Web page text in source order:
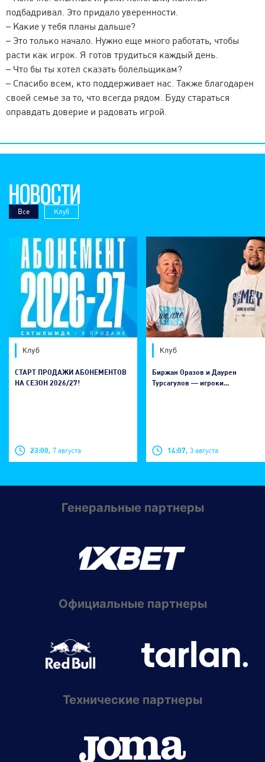
подбадривал. Это придало уверенности.
– Какие у тебя планы дальше?
– Это только начало. Нужно еще много работать, чтобы
расти как игрок. Я готов трудиться каждый день.
– Что бы ты хотел сказать болельщикам?
– Спасибо всем, кто поддерживает нас. Также благодарен
своей семье за то, что всегда рядом. Буду стараться
оправдать доверие и радовать игрой.
НОВОСТИ
Все Клуб
Клуб
СТАРТ ПРОДАЖИ АБОНЕМЕНТОВ
НА СЕЗОН 2026/27!
23:00, 7 августа
Клуб
Биржан Оразов и Даурен
Турсагулов — игроки...
14:07, 3 августа
Генеральные партнеры
Официальные партнеры
Технические партнеры